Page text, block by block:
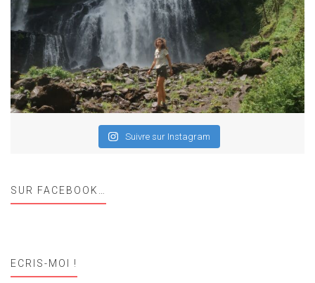
Suivre sur Instagram
SUR FACEBOOK…
ECRIS-MOI !